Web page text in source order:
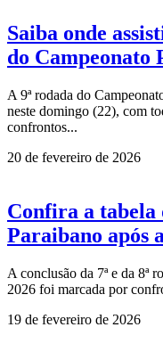
Saiba onde
do Campeonato
A 9ª rodada do
neste domingo (22), com
confrontos...
20 de fevereiro de 2026
Confira a tabela
Paraibano após
A conclusão da 7ª e da 8ª
2026 foi marcada por
19 de fevereiro de 2026